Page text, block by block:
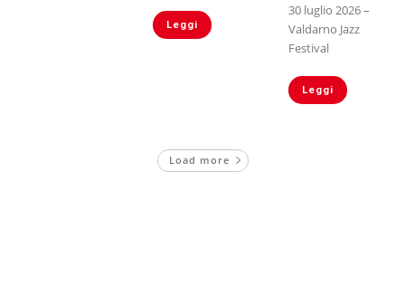
Leggi
30 luglio 2026 –
Valdarno Jazz
Festival
Leggi
Load more